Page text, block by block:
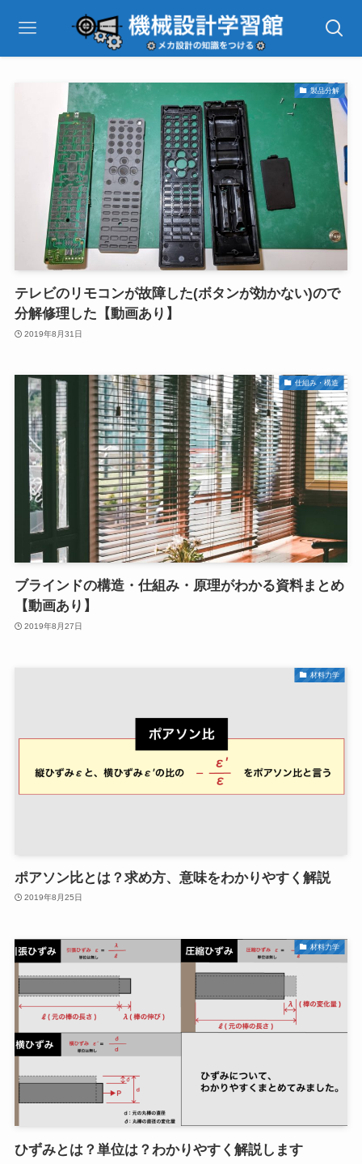
製品分解
テレビのリモコンが故障した(ボタンが効かない)ので
分解修理した【動画あり】
2019年8月31日
仕組み・構造
ブラインドの構造・仕組み・原理がわかる資料まとめ
【動画あり】
2019年8月27日
材料力学
ポアソン比とは？求め方、意味をわかりやすく解説
2019年8月25日
材料力学
ひずみとは？単位は？わかりやすく解説します